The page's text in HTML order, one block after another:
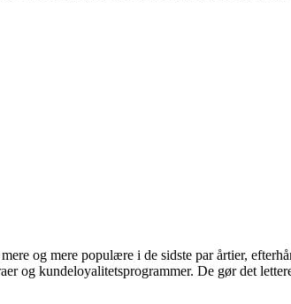
og mere populære i de sidste par årtier,
og kundeloyalitetsprogrammer. De gør det